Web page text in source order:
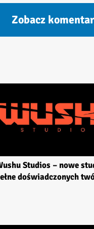
Zobacz
Studios – nowe
doświadczonych